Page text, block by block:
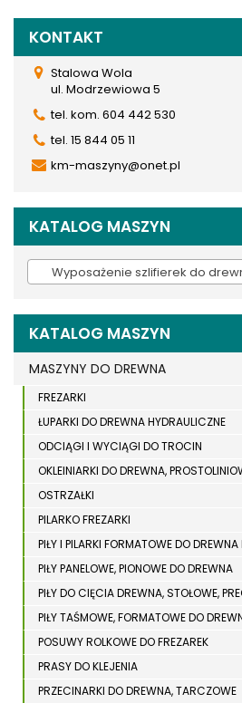
KONTAKT
Stalowa Wola
ul. Modrzewiowa 5
tel. kom. 604 442 530
tel. 15 844 05 11
km-maszyny@onet.pl
KATALOG MASZYN
Wyposażenie szlifierek do
KATALOG MASZYN
MASZYNY DO DREWNA
FREZARKI
ŁUPARKI DO DREWNA HYDRAULICZNE
ODCIĄGI I WYCIĄGI DO TROCIN
OKLEINIARKI DO DREWNA,
OSTRZAŁKI
PILARKO FREZARKI
PIŁY I PILARKI FORMATOWE DO
PIŁY PANELOWE, PIONOWE DO DREWNA
PIŁY DO CIĘCIA DREWNA, STOŁOWE,
PIŁY TAŚMOWE, FORMATOWE DO
POSUWY ROLKOWE DO FREZAREK
PRASY DO KLEJENIA
PRZECINARKI DO DREWNA, TARCZOWE